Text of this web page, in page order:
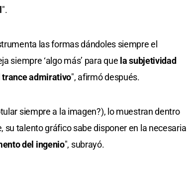
".
las formas dándoles siempre el
siempre ‘algo más’ para que la subjetividad
trance admirativo", afirmó después.
siempre a la imagen?), lo muestran dentro
talento gráfico sabe disponer en la necesaria
del ingenio", subrayó.